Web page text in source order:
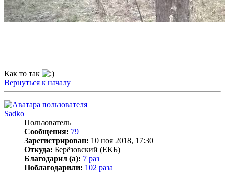
Как то так
Вернуться к началу
Sadko
Пользователь
Сообщения: 79
Зарегистрирован: 10 ноя 2018, 17:30
Откуда: Берёзовский (ЕКБ)
Благодарил (а): 7 раз
Поблагодарили: 102 раза